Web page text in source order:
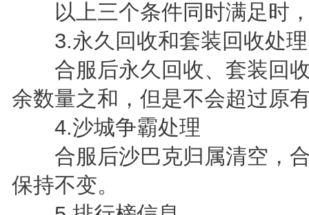
以上三个条件同时满足时，
3.永久回收和套装回收处理
合服后永久回收、套装回收
余数量之和，但是不会超过原
4.沙城争霸处理
合服后沙巴克归属清空，合
保持不变。